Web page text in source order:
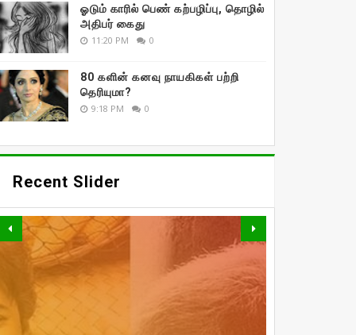
ஓடும் காரில் பெண் கற்பழிப்பு, தொழில்
அதிபர் கைது
11:20 PM 0
80 களின் கனவு நாயகிகள் பற்றி
தெரியுமா?
9:18 PM 0
Recent Slider